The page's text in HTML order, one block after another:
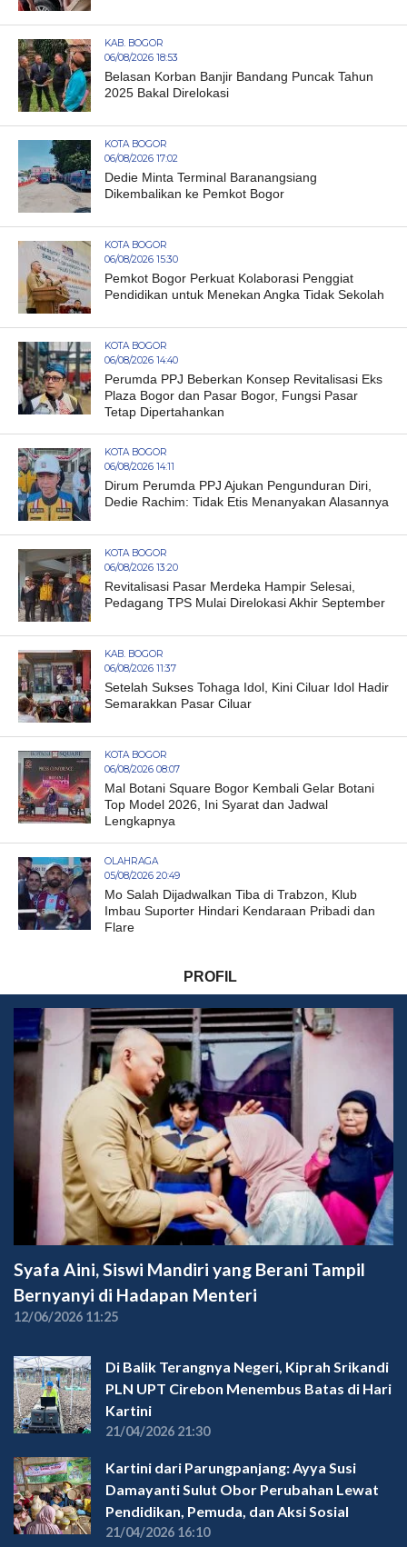
KAB. BOGOR
06/08/2026 18:53
Belasan Korban Banjir Bandang Puncak Tahun
2025 Bakal Direlokasi
KOTA BOGOR
06/08/2026 17:02
Dedie Minta Terminal Baranangsiang
Dikembalikan ke Pemkot Bogor
KOTA BOGOR
06/08/2026 15:30
Pemkot Bogor Perkuat Kolaborasi Penggiat
Pendidikan untuk Menekan Angka Tidak Sekolah
KOTA BOGOR
06/08/2026 14:40
Perumda PPJ Beberkan Konsep Revitalisasi Eks
Plaza Bogor dan Pasar Bogor, Fungsi Pasar
Tetap Dipertahankan
KOTA BOGOR
06/08/2026 14:11
Dirum Perumda PPJ Ajukan Pengunduran Diri,
Dedie Rachim: Tidak Etis Menanyakan Alasannya
KOTA BOGOR
06/08/2026 13:20
Revitalisasi Pasar Merdeka Hampir Selesai,
Pedagang TPS Mulai Direlokasi Akhir September
KAB. BOGOR
06/08/2026 11:37
Setelah Sukses Tohaga Idol, Kini Ciluar Idol Hadir
Semarakkan Pasar Ciluar
KOTA BOGOR
06/08/2026 08:07
Mal Botani Square Bogor Kembali Gelar Botani
Top Model 2026, Ini Syarat dan Jadwal
Lengkapnya
OLAHRAGA
05/08/2026 20:49
Mo Salah Dijadwalkan Tiba di Trabzon, Klub
Imbau Suporter Hindari Kendaraan Pribadi dan
Flare
PROFIL
Syafa Aini, Siswi Mandiri yang Berani Tampil
Bernyanyi di Hadapan Menteri
12/06/2026 11:25
Di Balik Terangnya Negeri, Kiprah Srikandi
PLN UPT Cirebon Menembus Batas di Hari
Kartini
21/04/2026 21:30
Kartini dari Parungpanjang: Ayya Susi
Damayanti Sulut Obor Perubahan Lewat
Pendidikan, Pemuda, dan Aksi Sosial
21/04/2026 16:10